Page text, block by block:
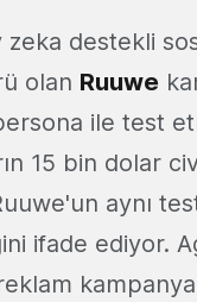
zeka destekli
olan Ruuwe
ile test
15 bin dolar
aynı
ifade ediyor.